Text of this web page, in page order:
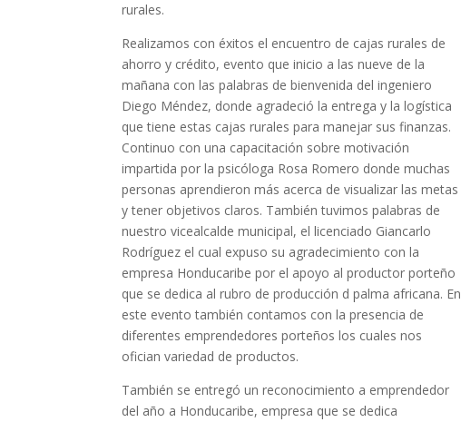
rurales.
Realizamos con éxitos el encuentro de cajas rurales de
ahorro y crédito, evento que inicio a las nueve de la
mañana con las palabras de bienvenida del ingeniero
Diego Méndez, donde agradeció la entrega y la logística
que tiene estas cajas rurales para manejar sus finanzas.
Continuo con una capacitación sobre motivación
impartida por la psicóloga Rosa Romero donde muchas
personas aprendieron más acerca de visualizar las metas
y tener objetivos claros. También tuvimos palabras de
nuestro vicealcalde municipal, el licenciado Giancarlo
Rodríguez el cual expuso su agradecimiento con la
empresa Honducaribe por el apoyo al productor porteño
que se dedica al rubro de producción d palma africana. En
este evento también contamos con la presencia de
diferentes emprendedores porteños los cuales nos
ofician variedad de productos.
También se entregó un reconocimiento a emprendedor
del año a Honducaribe, empresa que se dedica